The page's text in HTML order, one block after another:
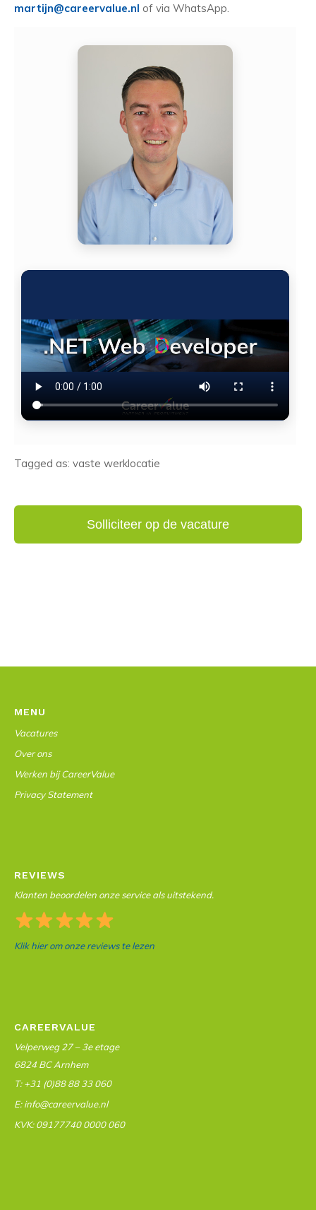
martijn@careervalue.nl of via WhatsApp.
Tagged as: vaste werklocatie
MENU
Vacatures
Over ons
Werken bij CareerValue
Privacy Statement
REVIEWS
Klanten beoordelen onze service als uitstekend.
Klik hier om onze reviews te lezen
CAREERVALUE
Velperweg 27 – 3e etage
6824 BC Arnhem
T: +31 (0)88 88 33 060
E: info@careervalue.nl
KVK: 09177740 0000 060